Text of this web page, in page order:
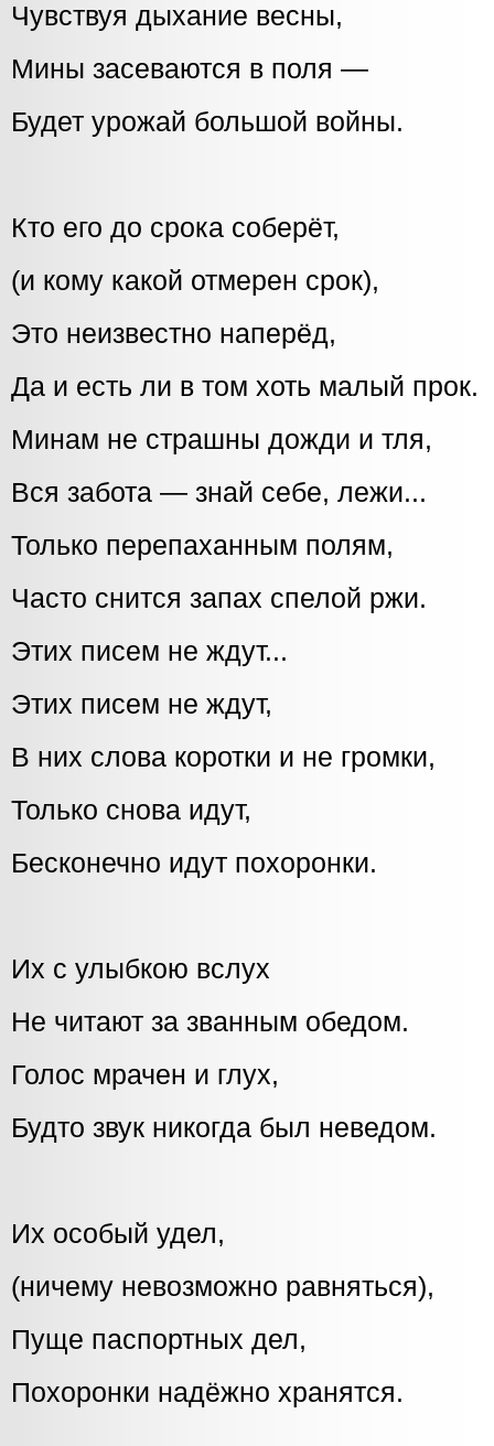
Чувствуя дыхание весны,
Мины засеваются в поля —
Будет урожай большой войны.
Кто его до срока соберёт,
(и кому какой отмерен срок),
Это неизвестно наперёд,
Да и есть ли в том хоть малый прок.
Минам не страшны дожди и тля,
Вся забота — знай себе, лежи...
Только перепаханным полям,
Часто снится запах спелой ржи.
Этих писем не ждут...
Этих писем не ждут,
В них слова коротки и не громки,
Только снова идут,
Бесконечно идут похоронки.
Их с улыбкою вслух
Не читают за званным обедом.
Голос мрачен и глух,
Будто звук никогда был неведом.
Их особый удел,
(ничему невозможно равняться),
Пуще паспортных дел,
Похоронки надёжно хранятся.